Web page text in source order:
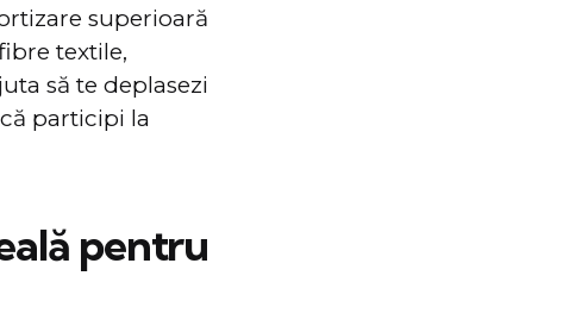
superioară
textile,
să te deplasezi
participi la
pentru